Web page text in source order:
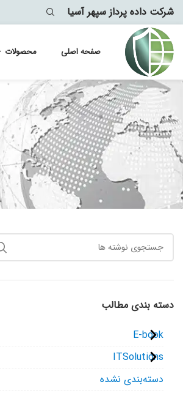
شرکت داده پرداز سپهر آسیا
صفحه اصلی محصولات
دسته بندی مطالب
E-book
ITSolutions
دسته‌بندی نشده